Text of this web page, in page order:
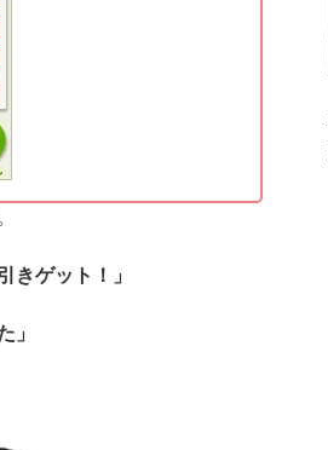
きゲット！」
」